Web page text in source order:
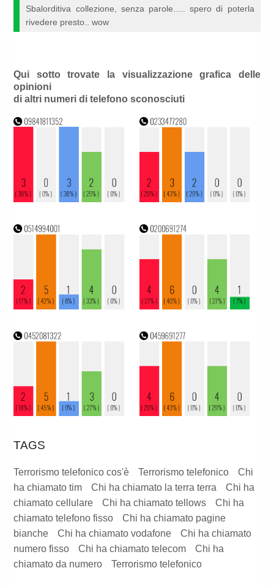
Sbalorditiva collezione, senza parole..... spero di poterla
rivedere presto.. wow
Qui sotto trovate la visualizzazione grafica delle
opinioni
di altri numeri di telefono sconosciuti
TAGS
Terrorismo telefonico cos'è Terrorismo telefonico
Chi
ha chiamato tim
Chi ha chiamato la terra terra
Chi ha
chiamato cellulare
Chi ha chiamato tellows
Chi ha
chiamato telefono fisso
Chi ha chiamato pagine
bianche
Chi ha chiamato vodafone
Chi ha chiamato
numero fisso
Chi ha chiamato telecom
Chi ha
chiamato da numero
Terrorismo telefonico